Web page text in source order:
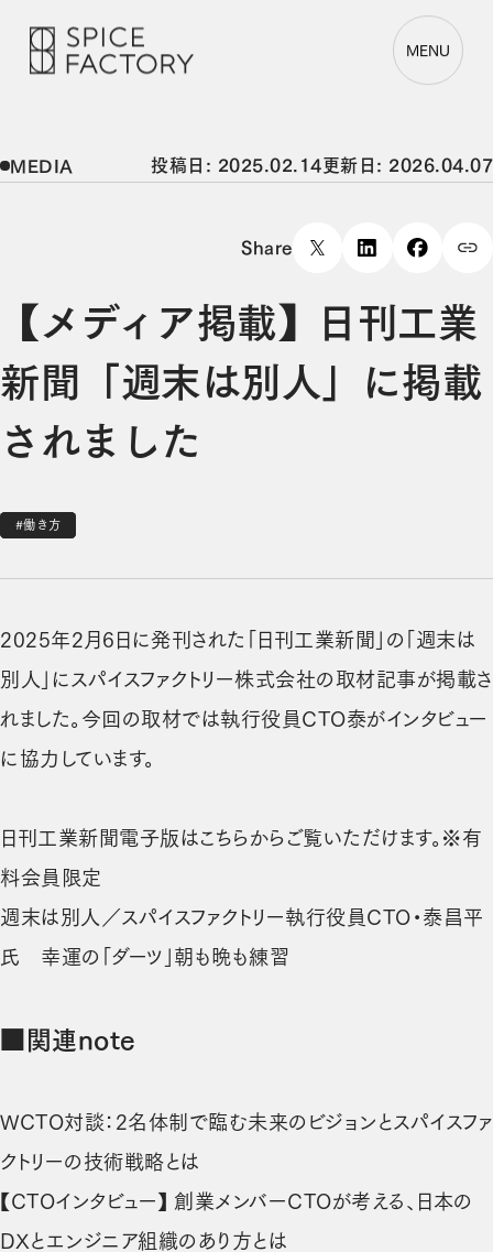
MENU
MEDIA 投稿日: 2025.02.14更新日: 2026.04.07
Share
【メディア掲載】日刊工業
新聞「週末は別人」に掲載
されました
#働き方
2025年2月6日に発刊された「日刊工業新聞」の「週末は
別人」にスパイスファクトリー株式会社の取材記事が掲載さ
れました。今回の取材では執行役員CTO泰がインタビュー
に協力しています。
日刊工業新聞電子版はこちらからご覧いただけます。※有
料会員限定
週末は別人／スパイスファクトリー執行役員CTO・泰昌平
氏 幸運の「ダーツ」朝も晩も練習
■関連note
WCTO対談：2名体制で臨む未来のビジョンとスパイスファ
クトリーの技術戦略とは
【CTOインタビュー】 創業メンバーCTOが考える、日本の
DXとエンジニア組織のあり方とは